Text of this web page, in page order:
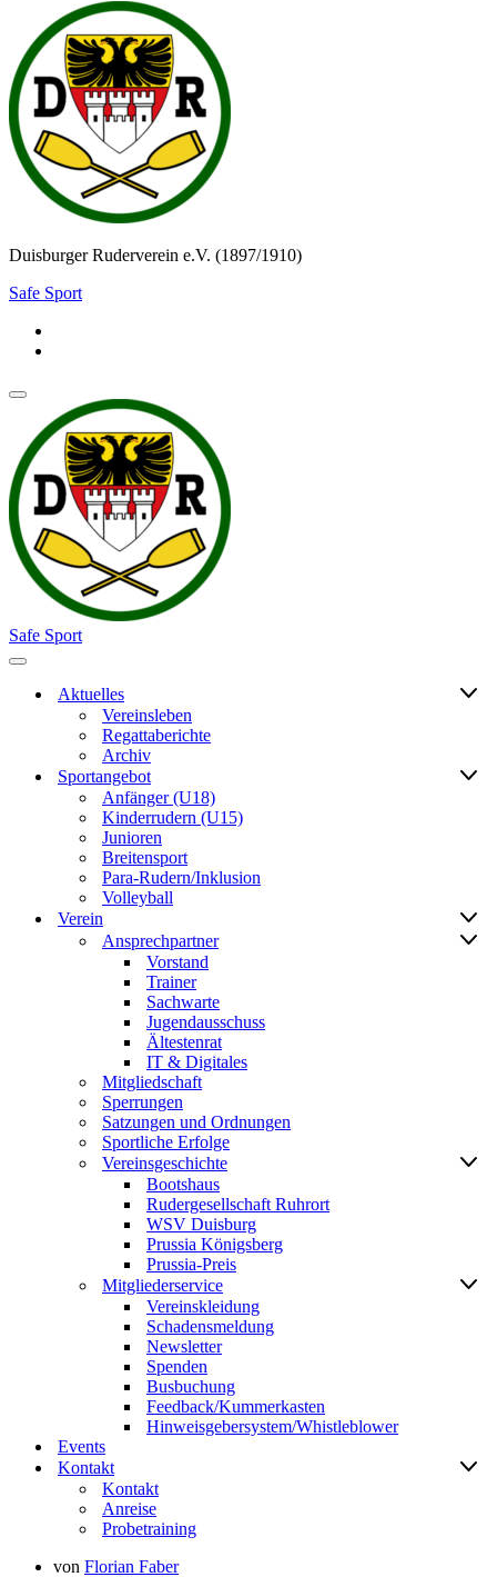
Duisburger Ruderverein e.V. (1897/1910)
Safe Sport
Navigationsmenü
Safe Sport
Navigationsmenü
Aktuelles
Vereinsleben
Regattaberichte
Archiv
Sportangebot
Anfänger (U18)
Kinderrudern (U15)
Junioren
Breitensport
Para-Rudern/Inklusion
Volleyball
Verein
Ansprechpartner
Vorstand
Trainer
Sachwarte
Jugendausschuss
Ältestenrat
IT & Digitales
Mitgliedschaft
Sperrungen
Satzungen und Ordnungen
Sportliche Erfolge
Vereinsgeschichte
Bootshaus
Rudergesellschaft Ruhrort
WSV Duisburg
Prussia Königsberg
Prussia-Preis
Mitgliederservice
Vereinskleidung
Schadensmeldung
Newsletter
Spenden
Busbuchung
Feedback/Kummerkasten
Hinweisgebersystem/Whistleblower
Events
Kontakt
Kontakt
Anreise
Probetraining
von Florian Faber